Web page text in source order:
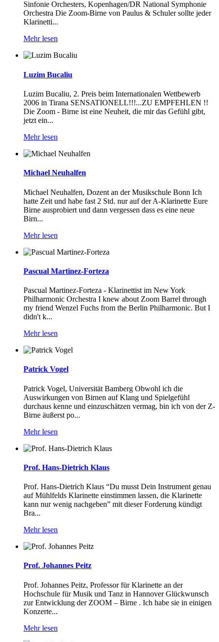
Sinfonie Orchesters, Kopenhagen/DR National Symphonie
Orchestra Die Zoom-Birne von Paulus & Schuler sollte jeder
Klarinetti...
Mehr lesen
Luzim Bucaliu
Luzim Bucaliu, 2. Preis beim Internationalen Wettbewerb
2006 in Tirana SENSATIONELL!!!...ZU EMPFEHLEN !!
Die Zoom - Birne ist eine Neuheit, die mir das Gefühl gibt,
jetzt ein...
Mehr lesen
Michael Neuhalfen
Michael Neuhalfen, Dozent an der Musikschule Bonn Ich
hatte Zeit und habe fast 2 Std. nur auf der A-Klarinette Eure
Birne ausprobiert und dann vergessen dass es eine neue
Birn...
Mehr lesen
Pascual Martinez-Forteza
Pascual Martinez-Forteza - Klarinettist im New York
Philharmonic Orchestra I knew about Zoom Barrel through
my friend Wenzel Fuchs from the Berlin Philharmonic. But I
didn't k...
Mehr lesen
Patrick Vogel
Patrick Vogel, Universität Bamberg Obwohl ich die
Auswirkungen von Birnen auf Klang und Spielgefühl
durchaus kenne und einzuschätzen vermag, bin ich von der Z-
Birne äußerst po...
Mehr lesen
Prof. Hans-Dietrich Klaus
Prof. Hans-Dietrich Klaus “Du musst Dein Instrument genau
auf Mühlfelds Klarinette einstimmen lassen, die Klarinette
kann nur wenig nachgeben” mit dieser Forderung kündigt
Bra...
Mehr lesen
Prof. Johannes Peitz
Prof. Johannes Peitz, Professor für Klarinette an der
Hochschule für Musik und Tanz in Hannover Glückwunsch
zur Entwicklung der ZOOM – Birne . Ich habe sie in einigen
Konzerte...
Mehr lesen